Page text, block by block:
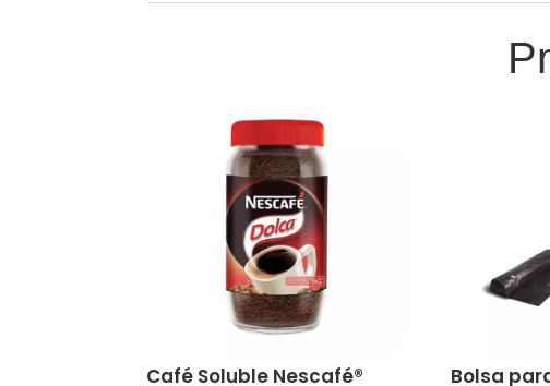
Café Soluble Nescafé®
Bolsa